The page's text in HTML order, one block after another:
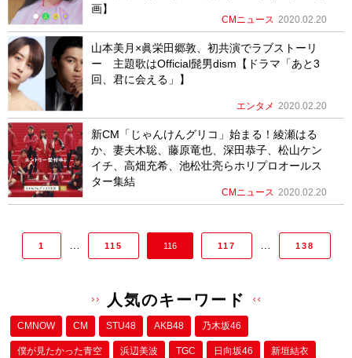
画】
CMニュース 2020.02.20
山本美月×眞栄田郷敦、初共演でラブストーリ
ー 主題歌はOfficial髭男dism【ドラマ「あと3
回、君に会える」】
エンタメ 2020.02.20
新CM「じゃんけんグリコ」始まる！綾瀬はる
か、妻夫木聡、藤原竜也、深田恭子、松山ケン
イチ、高畑充希、池松壮亮らホリプロオールス
ター集結
CMニュース 2020.02.20
1 115 116 117 138
人気のキーワード
CMNOW CM STU48 AKB48 乃木坂46
僕が⾒たかった⻘空 浜辺美波 TGC 日向坂46 新垣結衣